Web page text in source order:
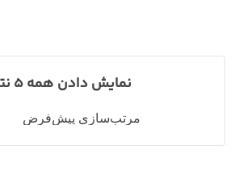
نمایش دادن همه 5 نتیجه